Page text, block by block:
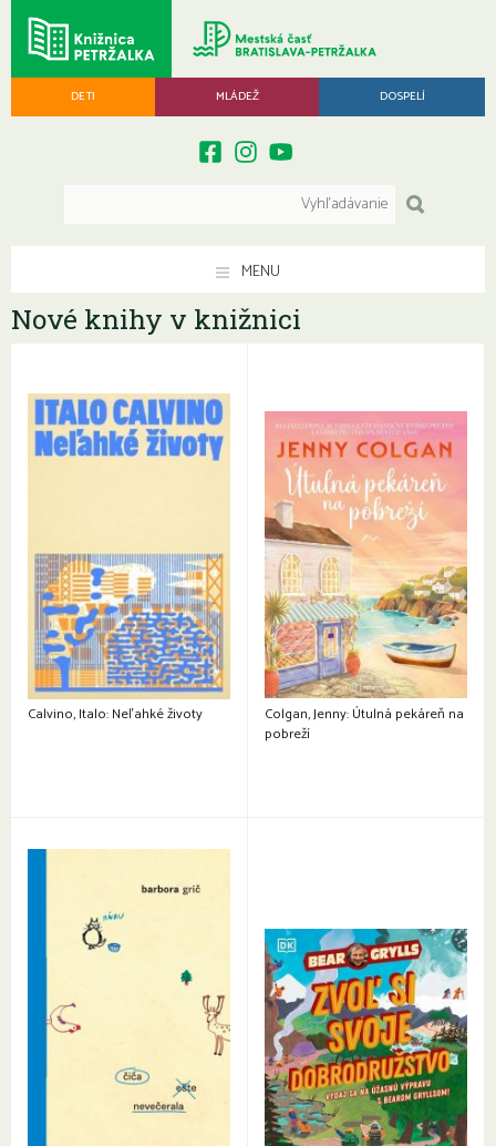
DETI MLÁDEŽ DOSPELÍ
MENU
Nové knihy v knižnici
Calvino, Italo: Neľahké životy
Colgan, Jenny: Útulná pekáreň na
pobreží